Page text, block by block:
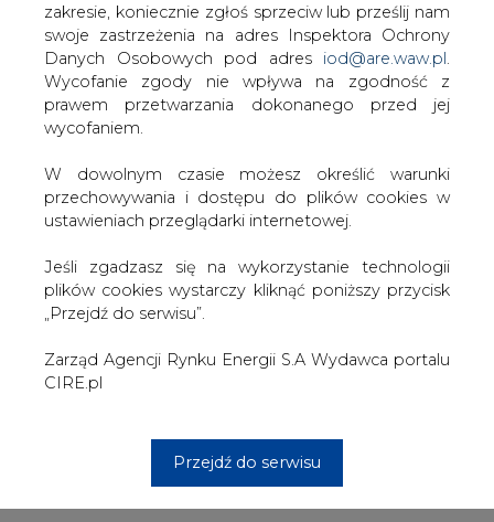
zakresie, koniecznie zgłoś sprzeciw lub prześlij nam
swoje zastrzeżenia na adres Inspektora Ochrony
Danych Osobowych pod adres iod@are.waw.pl
Wycofanie zgody nie wpływa na zgodność z
prawem przetwarzania dokonanego przed jej
wycofaniem.
W dowolnym czasie możesz określić warunki
przechowywania i dostępu do plików cookies w
ustawieniach przeglądarki internetowej.
Jeśli zgadzasz się na wykorzystanie technologii
plików cookies wystarczy kliknąć poniższy przycisk
„Przejdź do serwisu”.
Zarząd Agencji Rynku Energii S.A Wydawca portalu
CIRE.pl
Przejdź do serwisu
Jeszcze w środę, a najdalej w czwartek, rada ma wybrać
trzech wiceprezesów KHW. Na stanowisko wiceprezesa
ds. ekonomiki i finansów zgłosiło się 9 osób, wiceprezesa
ds. produkcji 5, a wiceprezesa ds. handlowo-rynkowych 4.
Wcześniej załoga wybrała w bezpośrednich wyborach
Tadeusza Skotnickiego na wiceprezesa KHW ds.
Roman Łój jest absolwentem Politechniki Śląskiej w
Gliwicach, od lat jest znany w środowisku górniczym. W
Od września 2010 r., kiedy w związku z podejrzeniami
korupcji stanowisko stracił ówczesny prezes KHW,
właśnie Łój koordynował prace zarządu spółki. W grudniu
KHW to jedna z trzech największych śląskich spółek
kopalniach własnych oraz jednej działającej jako spółka
zależna. W ubiegłym roku kopalnie holdingu wydobyły
blisko 12 mln ton węgla. Zysk przekroczył 50 mln zł.